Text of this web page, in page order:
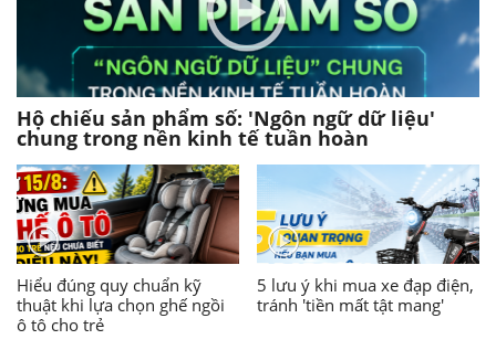
Hộ chiếu sản phẩm số: 'Ngôn ngữ dữ liệu'
chung trong nền kinh tế tuần hoàn
Hiểu đúng quy chuẩn kỹ
thuật khi lựa chọn ghế ngồi
ô tô cho trẻ
5 lưu ý khi mua xe đạp điện,
tránh 'tiền mất tật mang'